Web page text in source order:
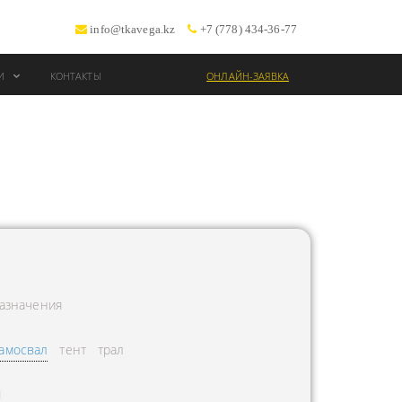
info@tkavega.kz +7 (778) 434-36-77
КОНТАКТЫ ОНЛАЙН-ЗАЯВКА
тент трал